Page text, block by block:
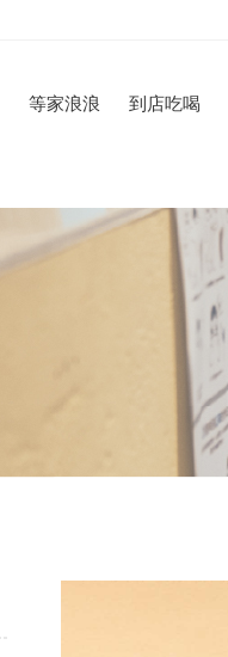
等家浪浪 到店吃喝